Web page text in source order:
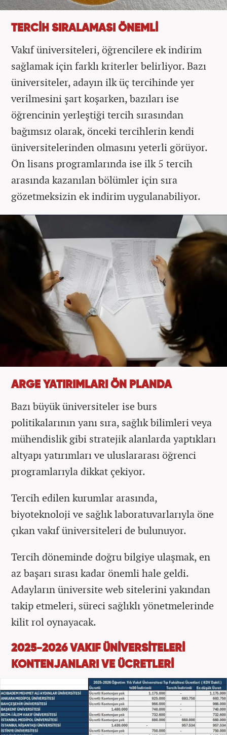
TERCİH SIRALAMASI ÖNEMLİ
Vakıf üniversiteleri, öğrencilere ek indirim
sağlamak için farklı kriterler belirliyor. Bazı
üniversiteler, adayın ilk üç tercihinde yer
verilmesini şart koşarken, bazıları ise
öğrencinin yerleştiği tercih sırasından
bağımsız olarak, önceki tercihlerin kendi
üniversitelerinden olmasını yeterli görüyor.
Ön lisans programlarında ise ilk 5 tercih
arasında kazanılan bölümler için sıra
gözetmeksizin ek indirim uygulanabiliyor.
ARGE YATIRIMLARI ÖN PLANDA
Bazı büyük üniversiteler ise burs
politikalarının yanı sıra, sağlık bilimleri veya
mühendislik gibi stratejik alanlarda yaptıkları
altyapı yatırımları ve uluslararası öğrenci
programlarıyla dikkat çekiyor.
Tercih edilen kurumlar arasında,
biyoteknoloji ve sağlık laboratuvarlarıyla öne
çıkan vakıf üniversiteleri de bulunuyor.
Tercih döneminde doğru bilgiye ulaşmak, en
az başarı sırası kadar önemli hale geldi.
Adayların üniversite web sitelerini yakından
takip etmeleri, süreci sağlıklı yönetmelerinde
kilit rol oynayacak.
2025-2026 VAKIF ÜNİVERSİTELERİ
KONTENJANLARI VE ÜCRETLERİ